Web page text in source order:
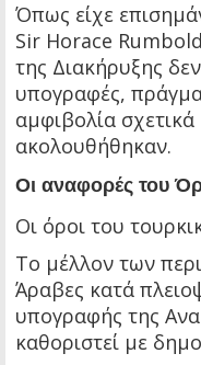
Όπως είχε
Sir Horace
της Διακήρυξης
υπογραφές,
αμφιβολία σχετικά
ακολουθήθηκαν.
Oι αναφορές του
Οι όροι του
Το μέλλον των
Άραβες κατά
υπογραφής της
καθοριστεί με